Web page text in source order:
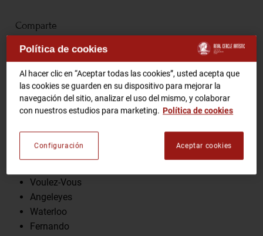
RCA TV
Gastronomic Experience 360º
CA ES
Comparte
Programa
Money, Money, Money
Voulez-Vous
Angeleyes
Waterloo
Fernando
Política de cookies
Al hacer clic en “Aceptar todas las cookies”, usted acepta que
las cookies se guarden en su dispositivo para mejorar la
navegación del sitio, analizar el uso del mismo, y colaborar
con nuestros estudios para marketing. Política de cookies
Aceptar cookies
Configuración